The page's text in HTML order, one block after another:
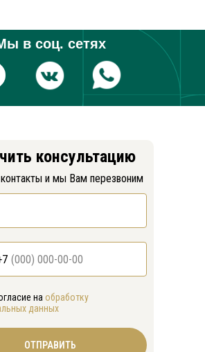
в соц. сетях
на обработку
данных
ОТПРАВИТЬ
консультацию
контакты и мы Вам перезвоним